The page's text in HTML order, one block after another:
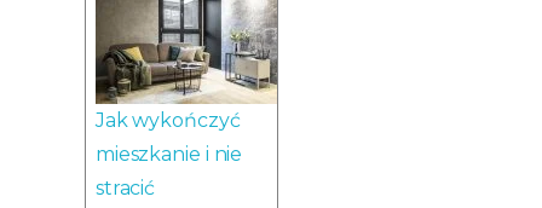
Jak wykończyć
mieszkanie i nie
stracić